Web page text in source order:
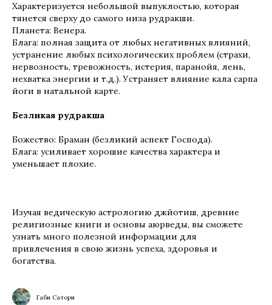
Характеризуется небольшой выпуклостью, которая
тянется сверху до самого низа рудракши.
Планета: Венера.
Блага: полная защита от любых негативных влияний,
устранение любых психологических проблем (страхи,
нервозность, тревожность, истерия, паранойя, лень,
нехватка энергии и т.д.). Устраняет влияние кала сарпа
йоги в натальной карте.
Безликая рудракша
Божество: Браман (безликий аспект Господа).
Блага: усиливает хорошие качества характера и
уменьшает плохие.
Изучая ведическую астрологию джйотиш, древние
религиозные книги и основы аюрведы, вы сможете
узнать много полезной информации для
привлечения в свою жизнь успеха, здоровья и
богатства.
Габи Сатори